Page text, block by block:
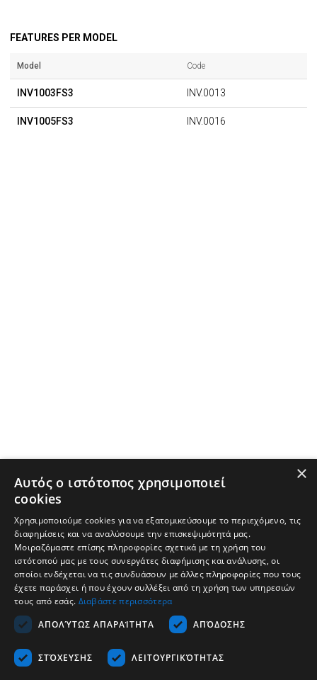
FEATURES PER MODEL
Model Code
INV1003FS3 INV.0013
INV1005FS3 INV.0016
Company
Career
×
Αυτός ο ιστότοπος χρησιμοποιεί
cookies
Χρησιμοποιούμε cookies για να εξατομικεύσουμε το περιεχόμενο, τις
διαφημίσεις και να αναλύσουμε την επισκεψιμότητά μας.
Μοιραζόμαστε επίσης πληροφορίες σχετικά με τη χρήση του
ιστότοπού μας με τους συνεργάτες διαφήμισης και ανάλυσης, οι
οποίοι ενδέχεται να τις συνδυάσουν με άλλες πληροφορίες που τους
έχετε παράσχει ή που έχουν συλλέξει από τη χρήση των υπηρεσιών
τους από εσάς. Διαβάστε περισσότερα
ΑΠΟΛΎΤΩΣ ΑΠΑΡΑΊΤΗΤΑ
ΑΠΌΔΟΣΗΣ
ΣΤΌΧΕΥΣΗΣ ΛΕΙΤΟΥΡΓΙΚΌΤΗΤΑΣ